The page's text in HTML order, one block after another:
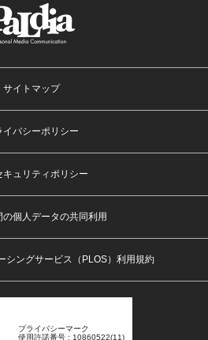
サイトマップ
イバシーポリシー
キュリティポリシー
の個人データの共同利用
シングサービス（PLOS）利用規約
プライバシーマーク
使用許諾番号 : 10860522(11)